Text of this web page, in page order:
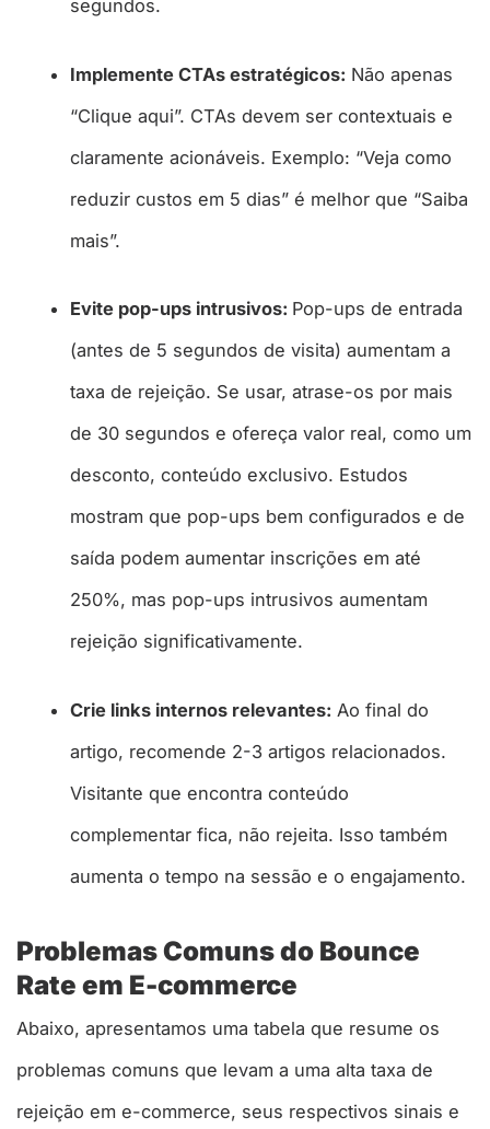
segundos.
Implemente CTAs estratégicos: Não apenas
“Clique aqui”. CTAs devem ser contextuais e
claramente acionáveis. Exemplo: “Veja como
reduzir custos em 5 dias” é melhor que “Saiba
mais”.
Evite pop-ups intrusivos: Pop-ups de entrada
(antes de 5 segundos de visita) aumentam a
taxa de rejeição. Se usar, atrase-os por mais
de 30 segundos e ofereça valor real, como um
desconto, conteúdo exclusivo. Estudos
mostram que pop-ups bem configurados e de
saída podem aumentar inscrições em até
250%, mas pop-ups intrusivos aumentam
rejeição significativamente.​
Crie links internos relevantes: Ao final do
artigo, recomende 2-3 artigos relacionados.
Visitante que encontra conteúdo
complementar fica, não rejeita. Isso também
aumenta o tempo na sessão e o engajamento.
Problemas Comuns do Bounce
Rate em E-commerce
Abaixo, apresentamos uma tabela que resume os
problemas comuns que levam a uma alta taxa de
rejeição em e-commerce, seus respectivos sinais e